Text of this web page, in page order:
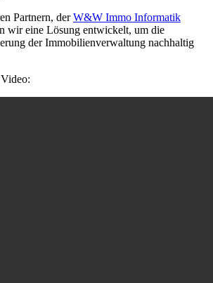
Partnern, derW&W Immo Informatik
wir eine Lösung entwickelt, um die
der Immobilienverwaltung nachhaltig